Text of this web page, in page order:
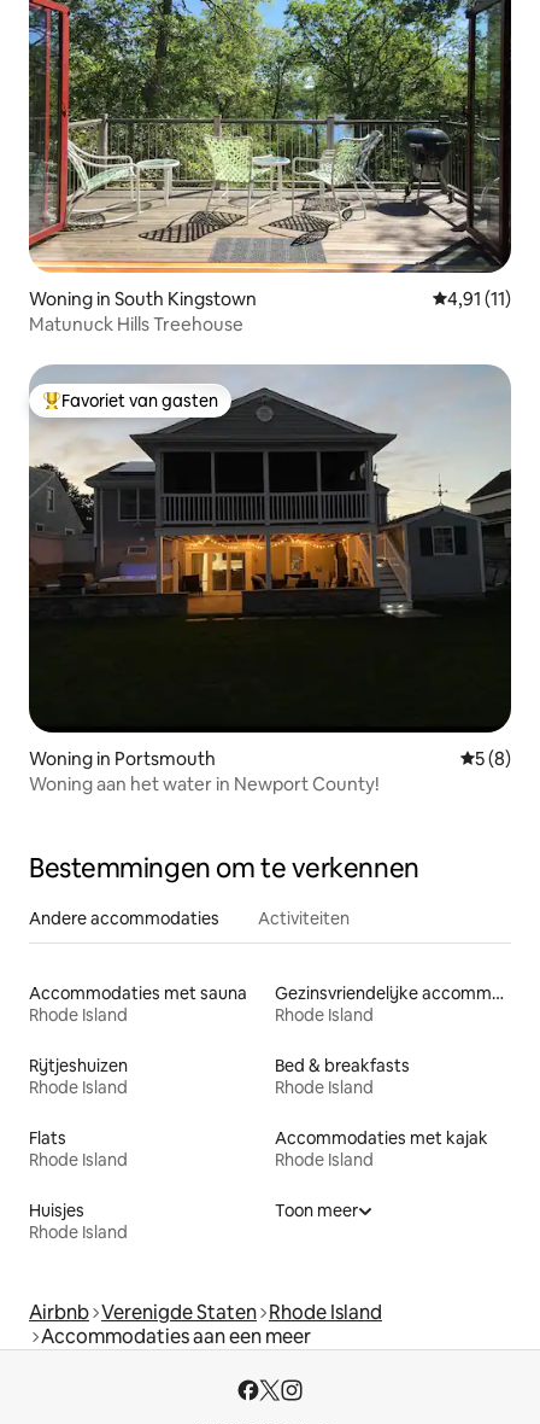
Woning in South Kingstown Gemiddelde
4,91 (11)
Matunuck Hills Treehouse
Topfavoriet van gasten
Favoriet van gasten
Woning in Portsmouth
5 (8)
Woning aan het water in Newport County!
Bestemmingen om te verkennen
Andere accommodaties Activiteiten
Accommodaties met sauna
Rhode Island
Gezinsvriendelijke accommodaties
Rhode Island
Rijtjeshuizen
Rhode Island
Bed & breakfasts
Rhode Island
Flats
Rhode Island
Accommodaties met kajak
Rhode Island
Huisjes
Rhode Island
Toon meer
Airbnb Verenigde Staten Rhode Island
Accommodaties aan een meer